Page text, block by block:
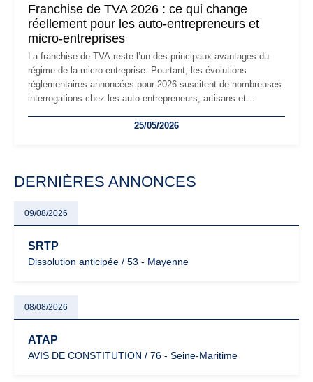
Franchise de TVA 2026 : ce qui change
réellement pour les auto-entrepreneurs et
micro-entreprises
La franchise de TVA reste l’un des principaux avantages du
régime de la micro-entreprise. Pourtant, les évolutions
réglementaires annoncées pour 2026 suscitent de nombreuses
interrogations chez les auto-entrepreneurs, artisans et
facturation ou risque de bascule vers la TVA : les règles
25/05/2026
DERNIÈRES ANNONCES
09/08/2026
SRTP
Dissolution anticipée / 53 - Mayenne
08/08/2026
ATAP
AVIS DE CONSTITUTION / 76 - Seine-Maritime